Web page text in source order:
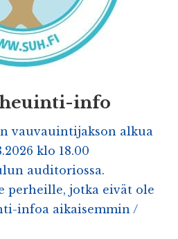
info
vauvauintijakson alkua
klo 18.00
auditoriossa.
perheille, jotka eivät ole
infoa aikaisemmin /